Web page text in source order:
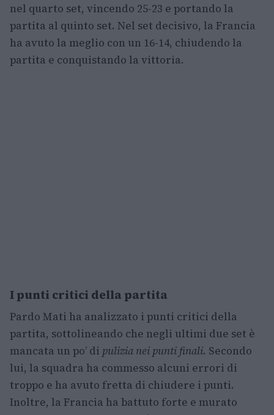
nel quarto set, vincendo 25-23 e portando la
partita al quinto set. Nel set decisivo, la Francia
ha avuto la meglio con un 16-14, chiudendo la
partita e conquistando la vittoria.
I punti critici della partita
Pardo Mati ha analizzato i punti critici della
partita, sottolineando che negli ultimi due set è
mancata un po’ di pulizia nei punti finali. Secondo
lui, la squadra ha commesso alcuni errori di
troppo e ha avuto fretta di chiudere i punti.
Inoltre, la Francia ha battuto forte e murato